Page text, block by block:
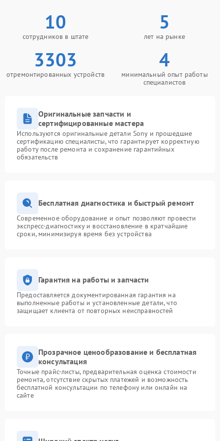
10
сотрудников в штате
5
лет на рынке
3303
отремонтированных устройств
4
минимальный опыт работы
специалистов
Оригинальные запчасти и
сертифицированные мастера
Используются оригинальные детали Sony и прошедшие
сертификацию специалисты, что гарантирует корректную
работу после ремонта и сохранение гарантийных
обязательств
Бесплатная диагностика и быстрый ремонт
Современное оборудование и опыт позволяют провести
экспресс-диагностику и восстановление в кратчайшие
сроки, минимизируя время без устройства
Гарантия на работы и запчасти
Предоставляется документированная гарантия на
выполненные работы и установленные детали, что
защищает клиента от повторных неисправностей
Прозрачное ценообразование и бесплатная
консультация
Точные прайс-листы, предварительная оценка стоимости
ремонта, отсутствие скрытых платежей и возможность
бесплатной консультации по телефону или онлайн на
сайте